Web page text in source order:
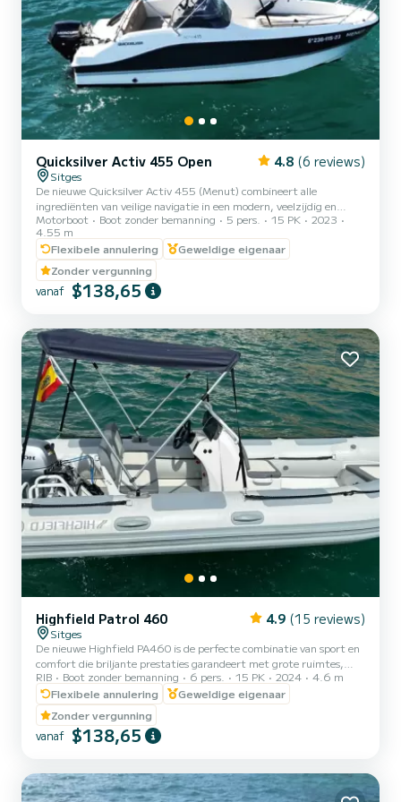
Quicksilver Activ 455 Open 4.8 (6 reviews)
Sitges
De nieuwe Quicksilver Activ 455 (Menut) combineert alle
ingrediënten van veilige navigatie in een modern, veelzijdig en
ergonomisch voorstel. Kom aan boord met familie en vrienden en
bereid je voor op een ontspannen en leuke zeiltocht. Huur onze
basisboot zodat je kunt gaan zeilen en kunt genieten van alle
baaien van Garraf.
Motorboot Boot zonder bemanning 5 pers. 15 PK
2023
4.55 m
Flexibele annulering
Geweldige eigenaar
Zonder vergunning
vanaf $138,65
Highfield Patrol 460 4.9 (15 reviews)
Sitges
De nieuwe Highfield PA460 is de perfecte combinatie van sport en
comfort die briljante prestaties garandeert met grote ruimtes,
uniek in zijn compacte, maar zeer efficiënte lijn. Dankzij het
ontwerp is de maximale capaciteit 6 personen.
RIB Boot zonder bemanning 6 pers. 15 PK 2024
4.6 m
Flexibele annulering
Geweldige eigenaar
Zonder vergunning
vanaf $138,65